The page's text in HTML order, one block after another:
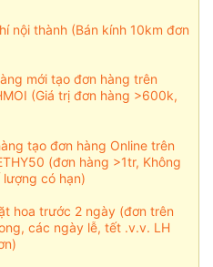
nội thành (Bán kính 10km đơn
mới tạo đơn hàng trên
(Giá trị đơn hàng >600k,
tạo đơn hàng Online trên
(đơn hàng >1tr, Không
có hạn)
hoa trước 2 ngày (đơn trên
các ngày lễ, tết .v.v. LH